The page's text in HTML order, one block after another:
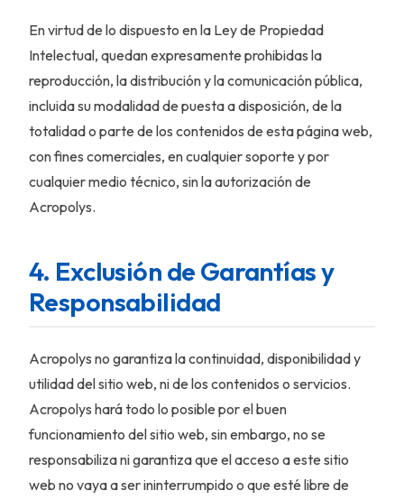
En virtud de lo dispuesto en la Ley de Propiedad
Intelectual, quedan expresamente prohibidas la
reproducción, la distribución y la comunicación pública,
incluida su modalidad de puesta a disposición, de la
totalidad o parte de los contenidos de esta página web,
con fines comerciales, en cualquier soporte y por
cualquier medio técnico, sin la autorización de
Acropolys.
4. Exclusión de Garantías y
Responsabilidad
Acropolys no garantiza la continuidad, disponibilidad y
utilidad del sitio web, ni de los contenidos o servicios.
Acropolys hará todo lo posible por el buen
funcionamiento del sitio web, sin embargo, no se
responsabiliza ni garantiza que el acceso a este sitio
web no vaya a ser ininterrumpido o que esté libre de